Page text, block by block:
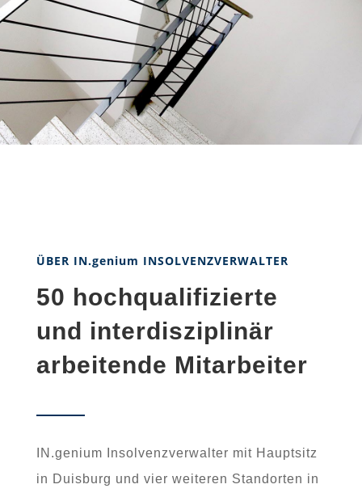
ÜBER IN.genium INSOLVENZVERWALTER
50 hochqualifizierte
und interdisziplinär
arbeitende Mitarbeiter
IN.genium Insolvenzverwalter mit Hauptsitz
in Duisburg und vier weiteren Standorten in